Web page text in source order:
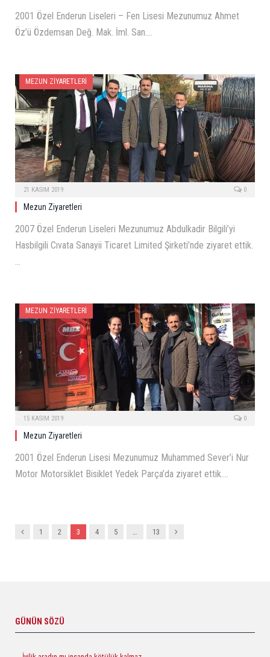
2001 Özel Enderun Liseleri – Fen Lisesi Mezunumuz Ahmet
Öz’ü Özdemsan Değ. Mak. İml. San.…
MEZUN ZIYARETLERI
21 KASIM 2019 0
Mezun Ziyaretleri
2007 Özel Enderun Liseleri Mezunumuz Abdulkadir Bilgili’yi
Hasbilgili Cıvata Sanayii Ticaret Limited Şirketi’nde ziyaret ettik.
MEZUN ZIYARETLERI
15 KASIM 2019 0
Mezun Ziyaretleri
2001 Özel Enderun Lisesi Mezunumuz Muhammed Sever’i Nur
Motor Motorsiklet Bisiklet Yedek Parça’da ziyaret ettik.…
Previous
1 2 3 4 5 … 13 Next
GÜNÜN SÖZÜ